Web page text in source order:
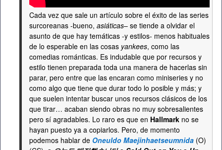
Cada vez que sale un artículo sobre el éxito de las series
surcoreanas -bueno, asiáticas– se tiende a olvidar el
asunto de que hay temáticas -y estilos- menos habituales
de lo esperable en las cosas yankees, como las
comedias románticas. Es indudable que por recursos y
estilo tienen preparada toda una manera de hacerlas sin
parar, pero entre que las encaran como miniseries y no
como algo que tiene que durar todo lo posible y más; y
que suelen intentar buscar unos recursos clásicos de los
que tirar… acaban siendo obras no muy sobresalientes
pero sí agradables. Lo raro es que en Hallmark no se
hayan puesto ya a copiarlos. Pero, de momento
podemos hablar de Oneuldo Maejinhaetseumnida (O)